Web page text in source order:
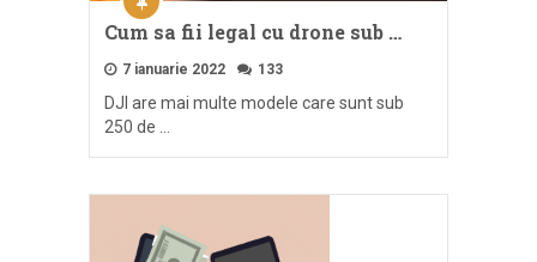
Cum sa fii legal cu drone sub …
7 ianuarie 2022 133
DJI are mai multe modele care sunt sub
250 de …